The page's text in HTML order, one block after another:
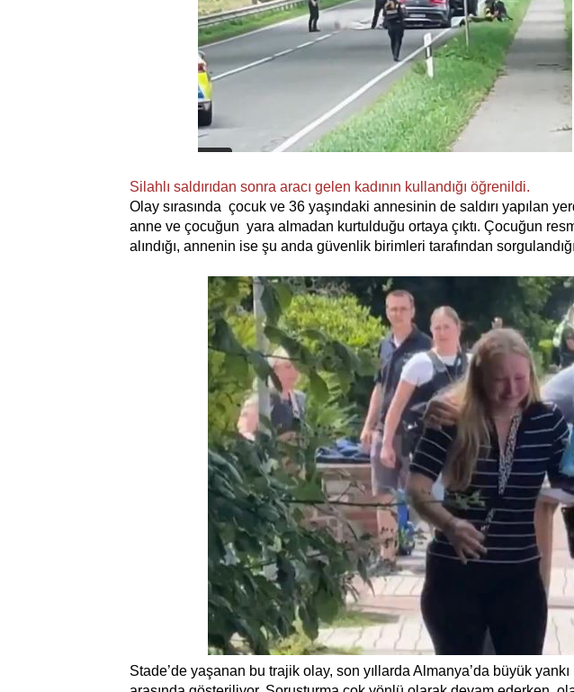
Silahlı saldırıdan sonra aracı gelen kadının kullandığı öğrenildi.
Olay sırasında çocuk ve 36 yaşındaki annesinin de saldırı yapılan
anne ve çocuğun yara almadan kurtulduğu ortaya çıktı. Çocuğun
alındığı, annenin ise şu anda güvenlik birimleri tarafından
Stade’de yaşanan bu trajik olay, son yıllarda Almanya’da büyük yankı